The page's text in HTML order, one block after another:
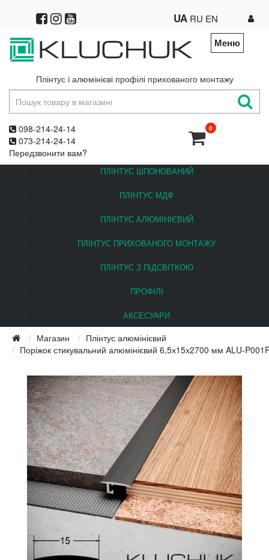
UA RU EN
Меню
Плінтус і алюмінієві профілі прихованого монтажу
098-214-24-14
073-214-24-14
Передзвонити вам?
0
ПЛІНТУС ШПОНОВАНИЙ
ПЛІНТУС МДФ
ПЛІНТУС АЛЮМІНІЄВИЙ
ПЛІНТУС ПРИХОВАНОГО МОНТАЖУ
ПЛІНТУС З ПІДСВІТКОЮ
ПРОФІЛІ
АКСЕСУАРИ
Магазин
Плінтус алюмінієвий
Поріжок стикувальний алюмінієвий 6,5х15х2700 мм ALU-